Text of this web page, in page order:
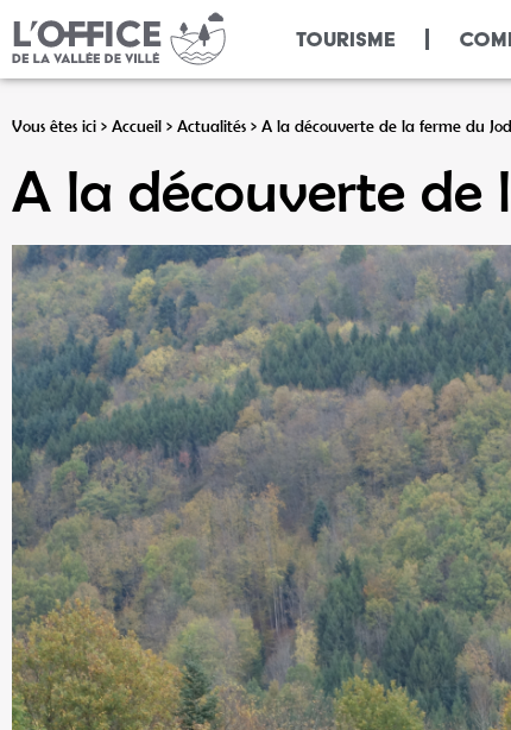
TOURISME
Vous êtes ici > Accueil > Actualités > A la découverte de la ferme du
A la découverte de
Panneau de gestion des cookies